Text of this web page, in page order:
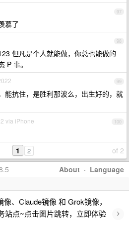
97
慕了
98
但凡是个人就能做，你总也能做的
P 事。
99
能抗住，是胜利那波么，出生好的，就
100
via iPhone
of 2
1 2
About · Language
、Claude镜像 和 Grok镜像，
站点~点击图片跳转，立即体验
›